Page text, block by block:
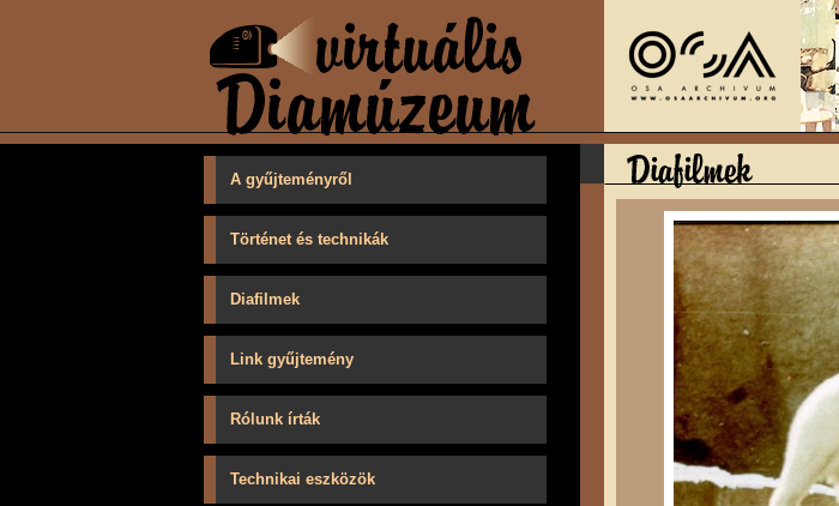
A gyűjteményről
Történet és technikák
Diafilmek
Link gyűjtemény
Rólunk írták
Technikai eszközök